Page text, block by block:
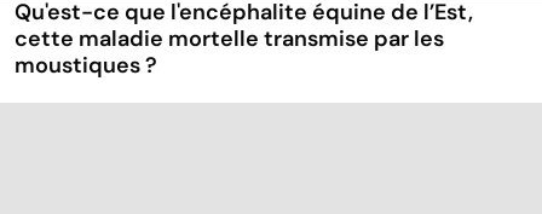
Qu'est-ce que l'encéphalite équine de l’Est,
cette maladie mortelle transmise par les
moustiques ?